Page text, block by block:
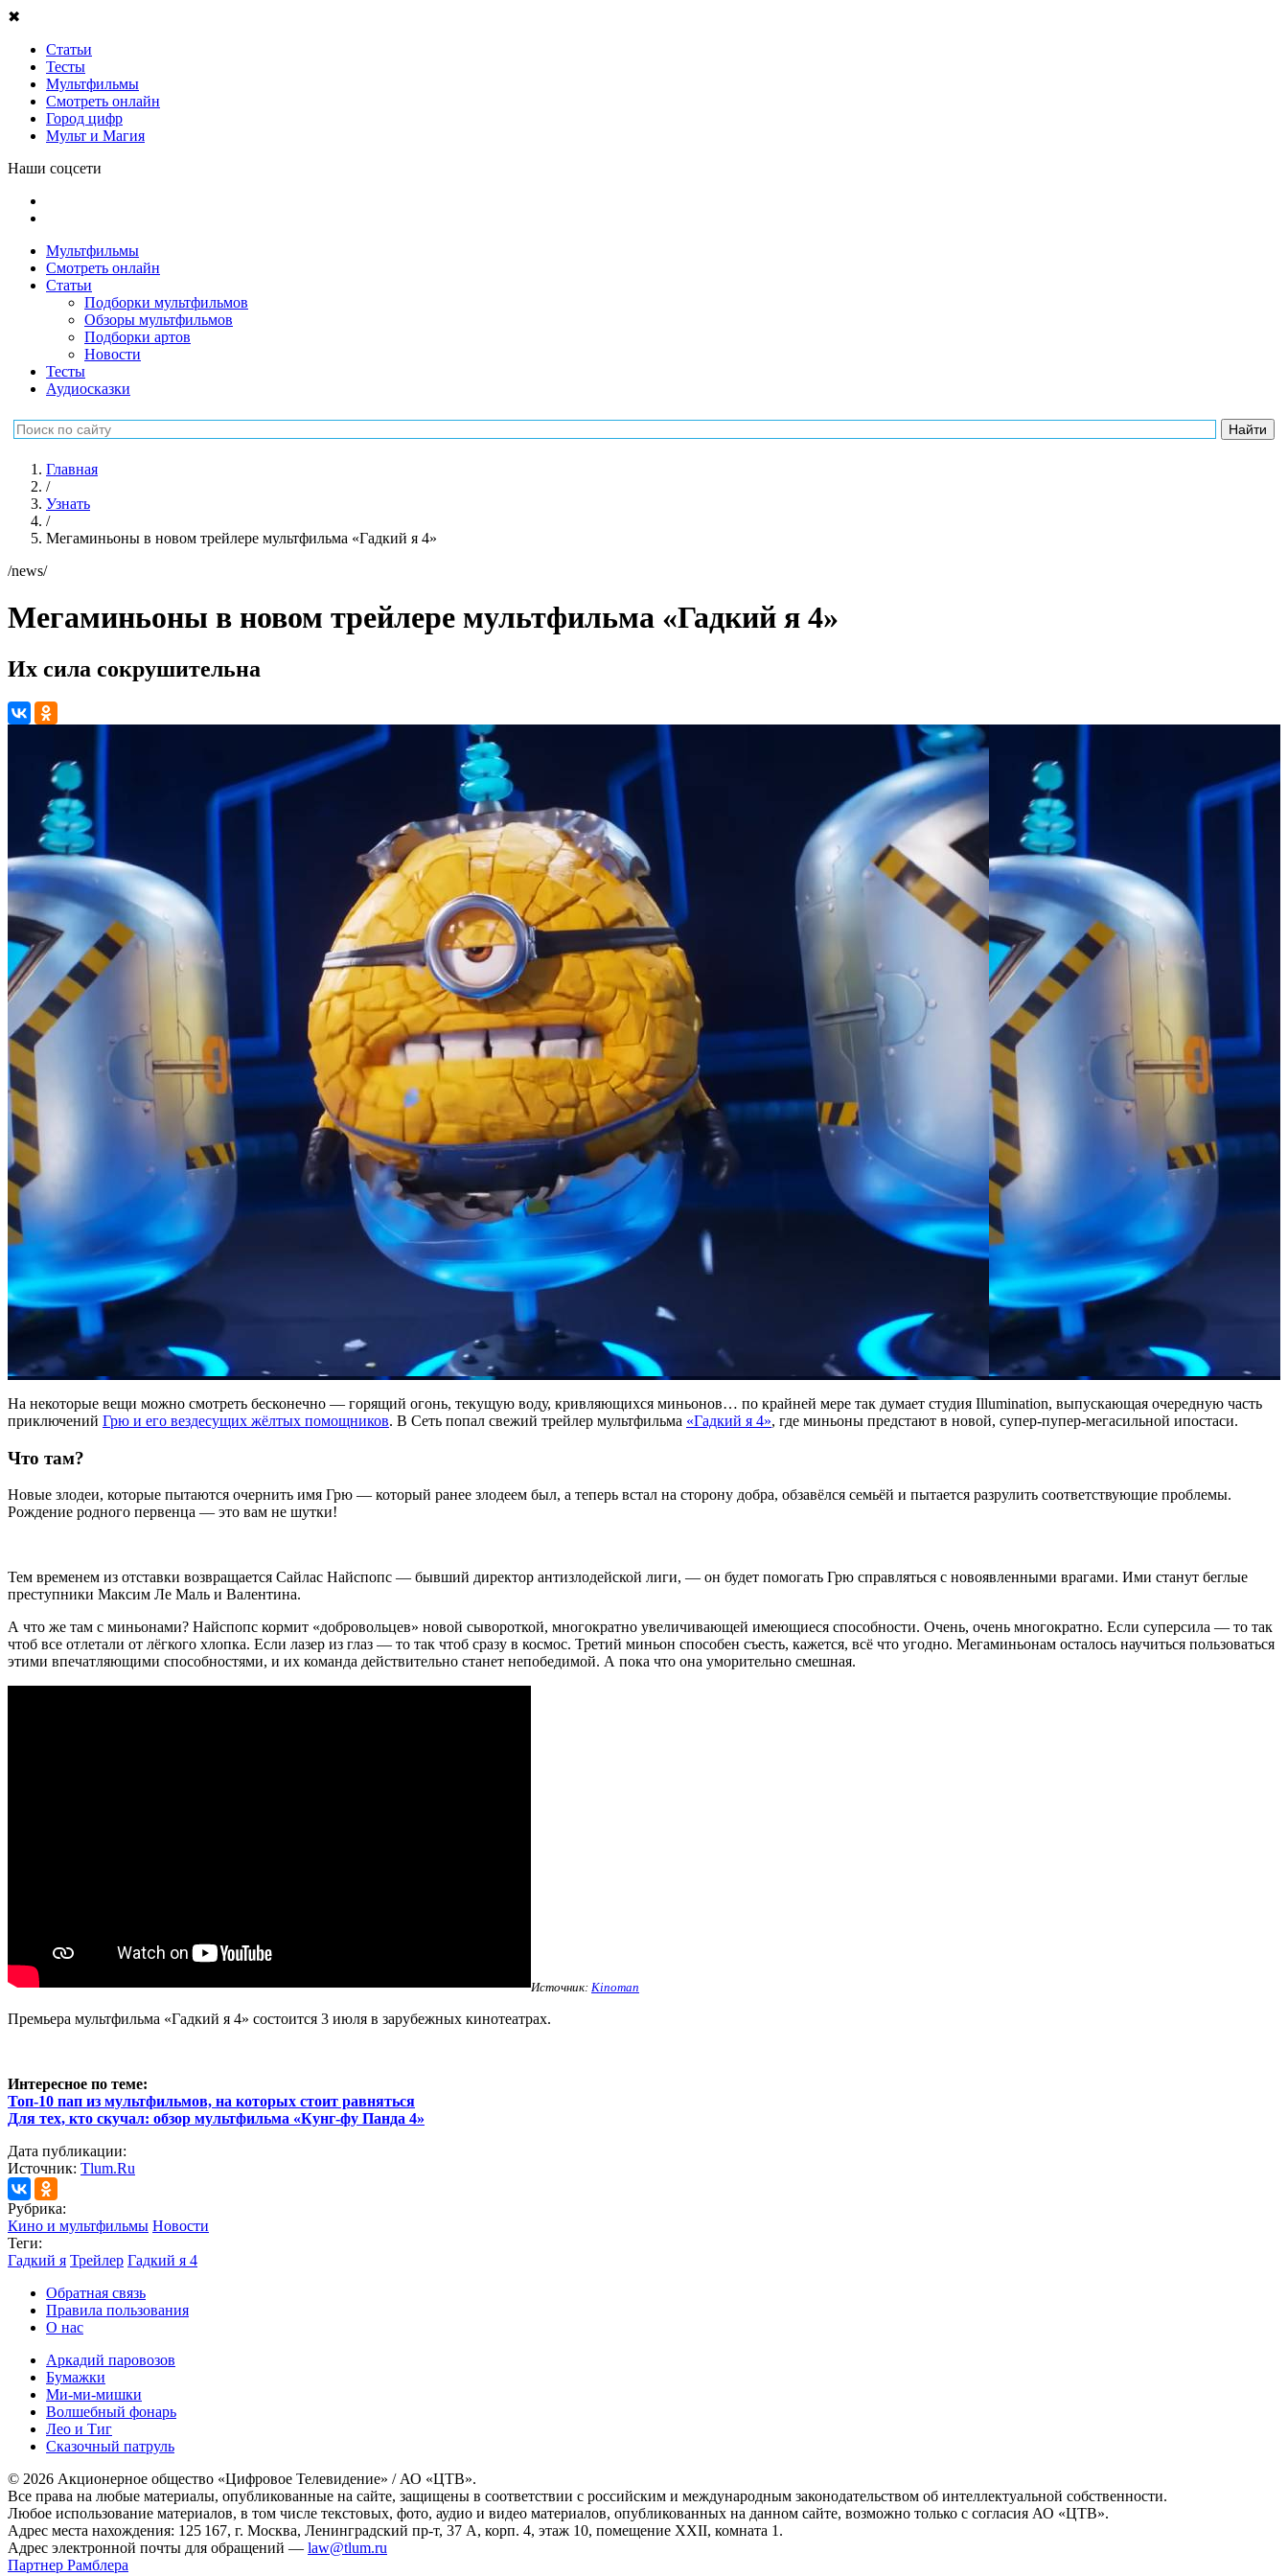
✖
Статьи
Тесты
Мультфильмы
Смотреть онлайн
Город цифр
Мульт и Магия
Наши соцсети
Мультфильмы
Смотреть онлайн
Статьи
Подборки мультфильмов
Обзоры мультфильмов
Подборки артов
Новости
Тесты
Аудиосказки
Главная
/
Узнать
/
Мегаминьоны в новом трейлере мультфильма «Гадкий я 4»
/news/
Мегаминьоны в новом трейлере мультфильма «Гадкий я 4»
Их сила сокрушительна
На некоторые вещи можно смотреть бесконечно — горящий огонь, текущую воду, кривляющихся миньонов… по крайней мере так думает студия Illumination, выпускающая очередную часть
приключений Грю и его вездесущих жёлтых помощников. В Сеть попал свежий трейлер мультфильма «Гадкий я 4», где миньоны предстают в новой, супер-пупер-мегасильной ипостаси.
Что там?
Новые злодеи, которые пытаются очернить имя Грю — который ранее злодеем был, а теперь встал на сторону добра, обзавёлся семьёй и пытается разрулить соответствующие проблемы.
Рождение родного первенца — это вам не шутки!
Тем временем из отставки возвращается Сайлас Найспопс — бывший директор антизлодейской лиги, — он будет помогать Грю справляться с новоявленными врагами. Ими станут беглые
преступники Максим Ле Маль и Валентина.
А что же там с миньонами? Найспопс кормит «добровольцев» новой сывороткой, многократно увеличивающей имеющиеся способности. Очень, очень многократно. Если суперсила — то так
чтоб все отлетали от лёгкого хлопка. Если лазер из глаз — то так чтоб сразу в космос. Третий миньон способен съесть, кажется, всё что угодно. Мегаминьонам осталось научиться пользоваться
этими впечатляющими способностями, и их команда действительно станет непобедимой. А пока что она уморительно смешная.
Источник: Kinoman
Премьера мультфильма «Гадкий я 4» состоится 3 июля в зарубежных кинотеатрах.
Интересное по теме:
Топ-10 пап из мультфильмов, на которых стоит равняться
Для тех, кто скучал: обзор мультфильма «Кунг-фу Панда 4»
Дата публикации:
Источник: Tlum.Ru
Рубрика:
Кино и мультфильмы Новости
Теги:
Гадкий я Трейлер Гадкий я 4
Обратная связь
Правила пользования
О нас
Аркадий паровозов
Бумажки
Ми-ми-мишки
Волшебный фонарь
Лео и Тиг
Сказочный патруль
© 2026 Акционерное общество «Цифровое Телевидение» / АО «ЦТВ».
Все права на любые материалы, опубликованные на сайте, защищены в соответствии с российским и международным законодательством об интеллектуальной собственности.
Любое использование материалов, в том числе текстовых, фото, аудио и видео материалов, опубликованных на данном сайте, возможно только с согласия АО «ЦТВ».
Адрес места нахождения: 125 167, г. Москва, Ленинградский пр-т, 37 А, корп. 4, этаж 10, помещение XXII, комната 1.
Адрес электронной почты для обращений — law@tlum.ru
Партнер Рамблера